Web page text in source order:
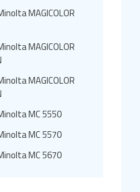
MAGICOLOR
MAGICOLOR
MAGICOLOR
MC 5550
MC 5570
MC 5670